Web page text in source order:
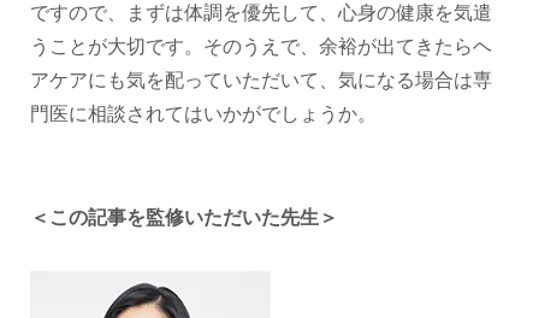
ですので、まずは体調を優先して、心身の健康を気遣
うことが大切です。そのうえで、余裕が出てきたらヘ
アケアにも気を配っていただいて、気になる場合は専
門医に相談されてはいかがでしょうか。
＜この記事を監修いただいた先生＞